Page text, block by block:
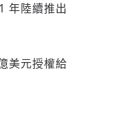
年陸續推出
美元授權給